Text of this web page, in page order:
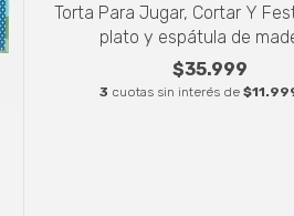
Torta Para Jugar, Cortar Y
plato y espátula de
$35.999
3 cuotas sin interés de